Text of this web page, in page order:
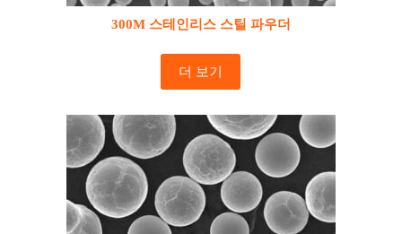
300M 스테인리스 스틸 파우더
더 보기